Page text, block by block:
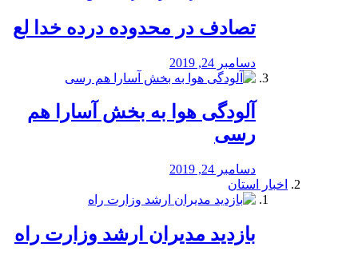
تصادف در محدوده درده خدا لع
دسامبر 24, 2019
آلودگی هوا به بخش آسارا هم
رسی
دسامبر 24, 2019
اخبار استان
بازدید مدیران ارشد وزارت راه